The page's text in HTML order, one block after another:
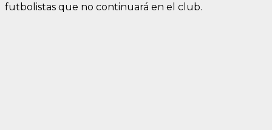
futbolistas que no continuará en el club.